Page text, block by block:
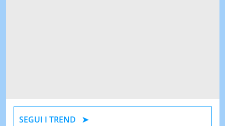
SEGUI I TREND